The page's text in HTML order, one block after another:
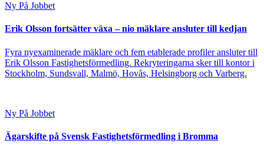
Ny På Jobbet
Erik Olsson fortsätter växa – nio mäklare ansluter till kedjan
Fyra nyexaminerade mäklare och fem etablerade profiler ansluter till
Erik Olsson Fastighetsförmedling. Rekryteringarna sker till kontor i
Stockholm, Sundsvall, Malmö, Hovås, Helsingborg och Varberg.
Ny På Jobbet
Ägarskifte på Svensk Fastighetsförmedling i Bromma